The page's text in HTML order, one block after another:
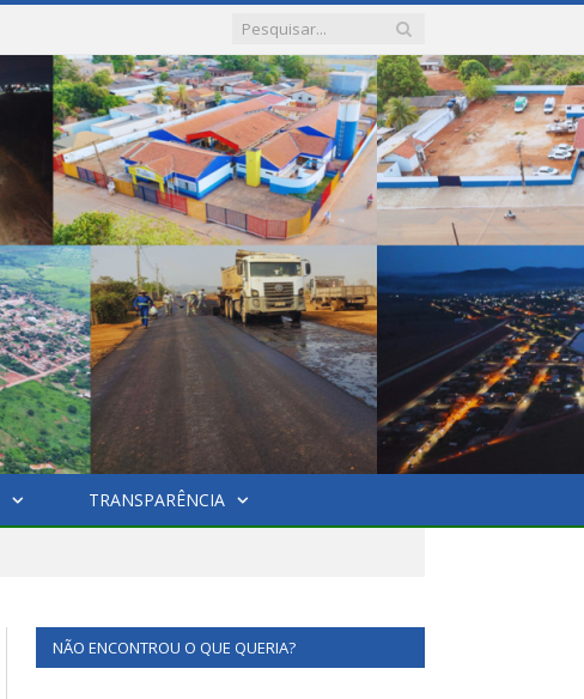
TRANSPARÊNCIA
NÃO ENCONTROU O QUE QUERIA?